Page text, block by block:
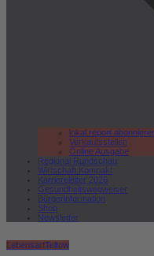
lokal.report
Verkaufsstellen
Online Ausgabe
Regional Rundschau
Wirtschaft.Kompakt
Karriereleiter 2026
Gesundheitswegweiser
Bürgerinformation
Shop
Newsletter
LebensartTeltow